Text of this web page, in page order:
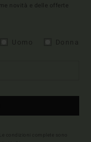
novità e delle offerte